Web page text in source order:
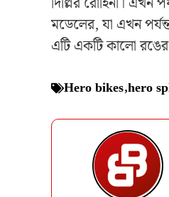
মডেলের, যা এখন
এটি একটি কালো রঙের
Hero bikes,hero